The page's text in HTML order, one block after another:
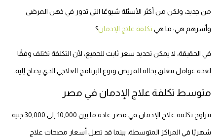
من جديد، ولكن من أكثر الأسئلة شيوعًا التي تدور في ذهن المرضى
وأسرهم هي: ما هي تكلفة علاج الإدمان؟
في الحقيقة، لا يمكن تحديد سعر ثابت للجميع، لأن التكلفة تختلف وفقًا
لعدة عوامل تتعلق بحالة المريض ونوع البرنامج العلاجي الذي يحتاج إليه.
متوسط تكلفة علاج الإدمان في مصر
تتراوح تكلفة علاج الإدمان في مصر عادة ما بين 10,000 إلى 30,000 جنيه
شهريًا في المراكز المتوسطة، بينما قد تصل أسعار مصحات علاج